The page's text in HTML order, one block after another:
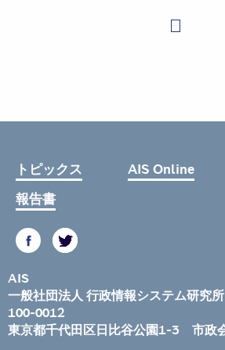
トピックス AIS Online
報告書
AIS
一般社団法人 行政情報システム研究所
100-0012
東京都千代田区日比谷公園1-3 市政